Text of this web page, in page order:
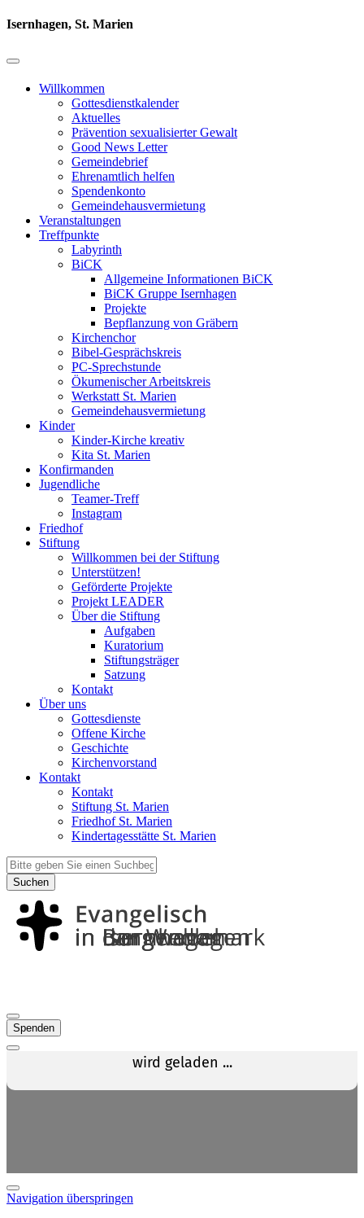
Isernhagen, St. Marien
Willkommen
Gottesdienstkalender
Aktuelles
Prävention sexualisierter Gewalt
Good News Letter
Gemeindebrief
Ehrenamtlich helfen
Spendenkonto
Gemeindehausvermietung
Veranstaltungen
Treffpunkte
Labyrinth
BiCK
Allgemeine Informationen BiCK
BiCK Gruppe Isernhagen
Projekte
Bepflanzung von Gräbern
Kirchenchor
Bibel-Gesprächskreis
PC-Sprechstunde
Ökumenischer Arbeitskreis
Werkstatt St. Marien
Gemeindehausvermietung
Kinder
Kinder-Kirche kreativ
Kita St. Marien
Konfirmanden
Jugendliche
Teamer-Treff
Instagram
Friedhof
Stiftung
Willkommen bei der Stiftung
Unterstützen!
Geförderte Projekte
Projekt LEADER
Über die Stiftung
Aufgaben
Kuratorium
Stiftungsträger
Satzung
Kontakt
Über uns
Gottesdienste
Offene Kirche
Geschichte
Kirchenvorstand
Kontakt
Kontakt
Stiftung St. Marien
Friedhof St. Marien
Kindertagesstätte St. Marien
Suchen
Spenden
Navigation überspringen